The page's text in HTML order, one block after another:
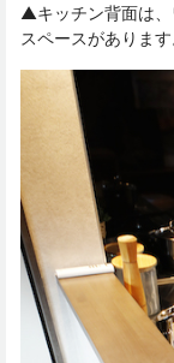
▲キッチン背面は、
スペースがあります